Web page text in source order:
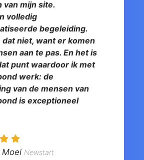
van mijn site.
volledig
begeleiding.
dat niet, want er komen
aan te pas. En het is
punt waardoor ik met
werk: de
van de mensen van
is exceptioneel
Moei Newstart